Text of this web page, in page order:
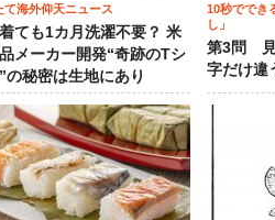
て海外仰天ニュース
ても1カ月洗濯不要？ 米
メーカー開発“奇跡のTシ
の秘密は生地にあり
10秒ででき
し」
第3問 見
字だけ違